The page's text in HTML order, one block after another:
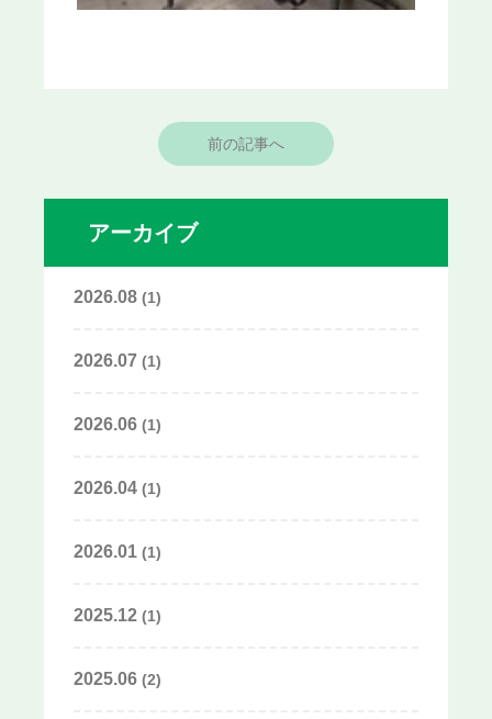
前の記事へ
アーカイブ
2026.08(1)
2026.07(1)
2026.06(1)
2026.04(1)
2026.01(1)
2025.12(1)
2025.06(2)